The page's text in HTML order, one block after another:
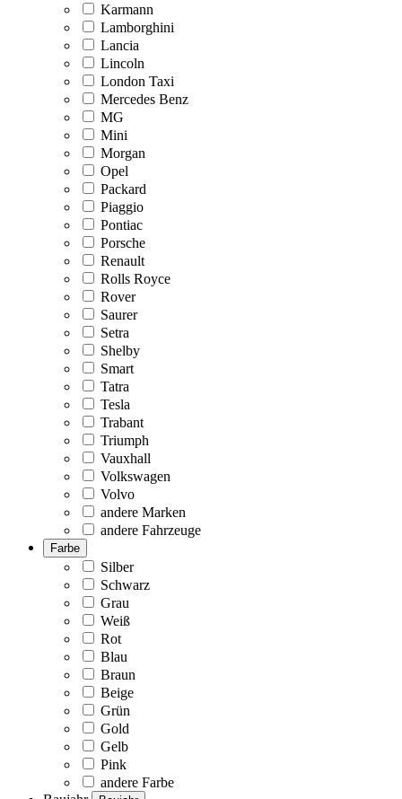
Karmann
Lamborghini
Lancia
Lincoln
London Taxi
Mercedes Benz
MG
Mini
Morgan
Opel
Packard
Piaggio
Pontiac
Porsche
Renault
Rolls Royce
Rover
Saurer
Setra
Shelby
Smart
Tatra
Tesla
Trabant
Triumph
Vauxhall
Volkswagen
Volvo
andere Marken
andere Fahrzeuge
Farbe
Silber
Schwarz
Grau
Weiß
Rot
Blau
Braun
Beige
Grün
Gold
Gelb
Pink
andere Farbe